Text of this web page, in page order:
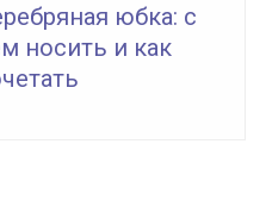
юбка: с
носить и как